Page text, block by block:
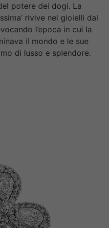
potere dei dogi. La
rivive nei gioielli dal
l’epoca in cui la
il mondo e le sue
di lusso e splendore.